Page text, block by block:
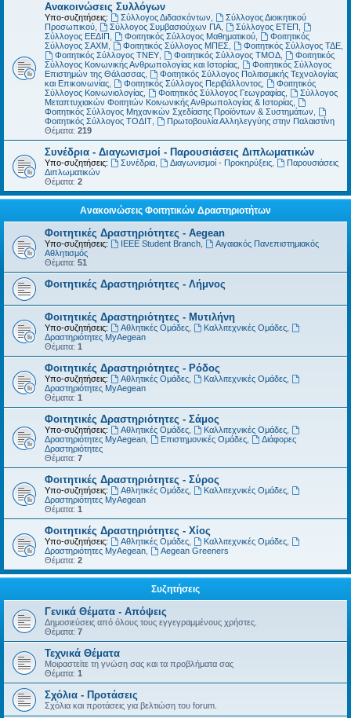
Ανακοινώσεις Συλλόγων
Υπο-συζητήσεις: Σύλλογος Διδασκόντων
Σύλλογος Διοικητικού
Προσωπικού
Σύλλογος Συμβασιούχων ΠΑ, Σύλλογος ΕΤΕΠ
Σύλλογος ΕΕΔΙΠ
Φοιτητικός Σύλλογος Μαθηματικού,
Φοιτητικός
Σύλλογος ΣΑΧΜ
Φοιτητικός Σύλλογος ΜΠΕΣ Φοιτητικός Σύλλογος ΤΔΕ,
Φοιτητικός Σύλλογος ΤΝΕΥ, Φοιτητικός Σύλλογος ΤΜΟΔ,
Φοιτητικός
Σύλλογος Κοινωνικής Ανθρωπολογίας και Ιστορίας
Φοιτητικός Σύλλογος
Επιστημών της Θάλασσας
Φοιτητικός Σύλλογος Πολιτισμικής Τεχνολογίας
και Επικοινωνίας
Φοιτητικός Σύλλογος Περιβάλλοντος,
Φοιτητικός
Σύλλογος Κοινωνιολογίας
Φοιτητικός Σύλλογος Γεωγραφίας,
Σύλλογος
Μεταπτυχιακών Φοιτητών Κοινωνικής Ανθρωπολογίας & Ιστορίας
Φοιτητικός Σύλλογος Μηχανικών Σχεδίασης Προϊόντων & Συστημάτων
Φοιτητικός Σύλλογος ΤΟΔΙΤ
Πρωτοβουλία Αλληλεγγύης στην Παλαιστίνη
Θέματα: 219
Συνέδρια - Διαγωνισμοί - Παρουσιάσεις Διπλωματικών
Υπο-συζητήσεις: Συνέδρια, Διαγωνισμοί - Προκηρύξεις,
Παρουσιάσεις
Διπλωματικών
Θέματα: 2
Ανακοινώσεις Φοιτητικών Δραστηριοτήτων
Φοιτητικές Δραστηριότητες - Aegean
Υπο-συζητήσεις: IEEE Student Branch,
Αιγαιακός Πανεπιστημιακός
Αθλητισμός
Θέματα: 51
Φοιτητικές Δραστηριότητες - Λήμνος
Φοιτητικές Δραστηριότητες - Μυτιλήνη
Υπο-συζητήσεις: Αθλητικές Ομάδες, Καλλιτεχνικές Ομάδες,
Δραστηριότητες MyAegean
Θέματα: 1
Φοιτητικές Δραστηριότητες - Ρόδος
Υπο-συζητήσεις: Αθλητικές Ομάδες, Καλλιτεχνικές Ομάδες,
Δραστηριότητες MyAegean
Θέματα: 1
Φοιτητικές Δραστηριότητες - Σάμος
Υπο-συζητήσεις: Αθλητικές Ομάδες, Καλλιτεχνικές Ομάδες,
Δραστηριότητες MyAegean
Επιστημονικές Ομάδες,
Διάφορες
Δραστηριότητες
Θέματα: 7
Φοιτητικές Δραστηριότητες - Σύρος
Υπο-συζητήσεις: Αθλητικές Ομάδες, Καλλιτεχνικές Ομάδες,
Δραστηριότητες MyAegean
Θέματα: 1
Φοιτητικές Δραστηριότητες - Χίος
Υπο-συζητήσεις: Αθλητικές Ομάδες, Καλλιτεχνικές Ομάδες,
Δραστηριότητες MyAegean
Aegean Greeners
Θέματα: 2
Συζητήσεις
Γενικά Θέματα - Απόψεις
Δημοσιεύσεις από όλους τους εγγεγραμμένους χρήστες.
Θέματα: 7
Τεχνικά Θέματα
Μοιραστείτε τη γνώση σας και τα προβλήματα σας
Θέματα: 1
Σχόλια - Προτάσεις
Σχόλια και προτάσεις για βελτιώση του forum.